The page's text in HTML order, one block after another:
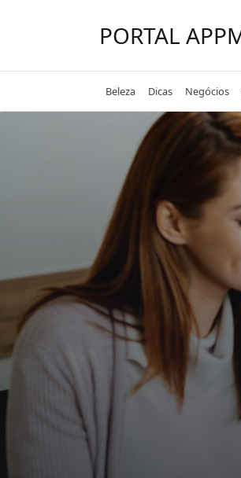
PORTAL
Beleza Dicas Negócios